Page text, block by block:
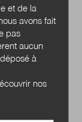
et de la
avons fait
pas
aucun
à
nos